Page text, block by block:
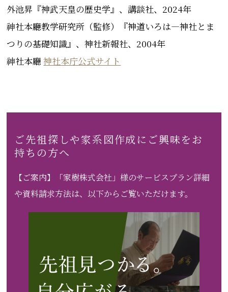
外池昇『神武天皇の歴史学』、講談社、2024年
神󠄀社󠄁本廳教学研究所（監修）『神道いろは―神社とま
つりの基礎知識』、神社新報社、2004年
神󠄀社󠄁本廳神社本庁公式サイト
ご先祖探しや家系図作成にご興味をお
持ちの方へ
【ご案内】「家樹株式会社」様のサービスプラン詳細
や資料請求方法は、以下からご覧いただけます。